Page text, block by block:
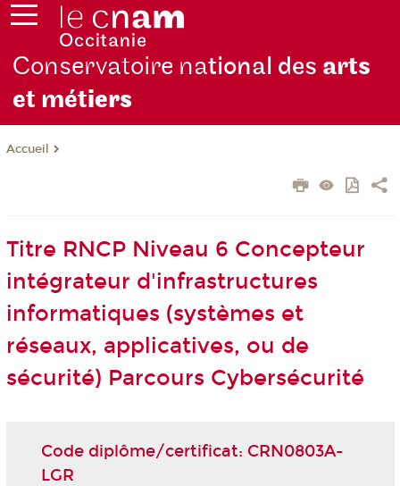
Conservatoire national des arts
et métiers
Accueil
Titre RNCP Niveau 6 Concepteur
intégrateur d'infrastructures
informatiques (systèmes et
réseaux, applicatives, ou de
sécurité) Parcours Cybersécurité
Code diplôme/certificat: CRN0803A-
LGR